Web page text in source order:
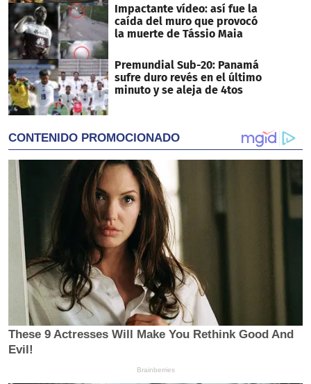
Impactante vídeo: así fue la
caída del muro que provocó
la muerte de Tássio Maia
Premundial Sub-20: Panamá
sufre duro revés en el último
minuto y se aleja de 4tos